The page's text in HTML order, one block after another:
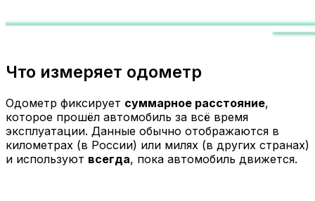
Что измеряет одометр
Одометр фиксирует суммарное расстояние,
которое прошёл автомобиль за всё время
эксплуатации. Данные обычно отображаются в
километрах (в России) или милях (в других странах)
и используют всегда, пока автомобиль движется.